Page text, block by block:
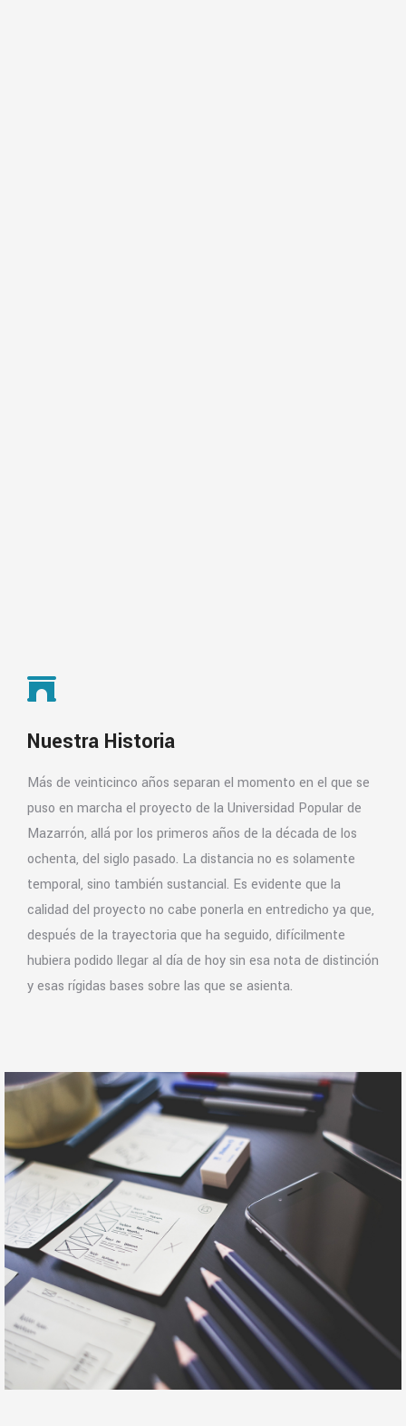
Nuestra Historia
Más de veinticinco años separan el momento en el que se
puso en marcha el proyecto de la Universidad Popular de
Mazarrón, allá por los primeros años de la década de los
ochenta, del siglo pasado. La distancia no es solamente
temporal, sino también sustancial. Es evidente que la
calidad del proyecto no cabe ponerla en entredicho ya que,
después de la trayectoria que ha seguido, difícilmente
hubiera podido llegar al día de hoy sin esa nota de distinción
y esas rígidas bases sobre las que se asienta.